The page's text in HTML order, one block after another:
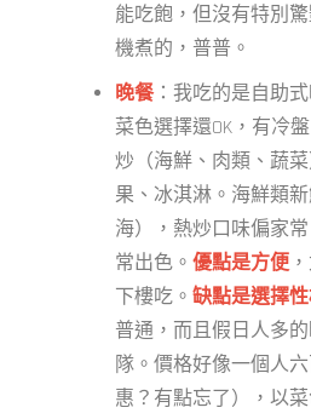
能吃飽，但沒有特別
機煮的，普普。
晚餐：我吃的是自助
菜色選擇還OK，有冷
炒（海鮮、肉類、蔬
果、冰淇淋。海鮮類
海），熱炒口味偏家
常出色。 優點是方便
下樓吃。 缺點是選擇
普通，而且假日人多
隊。價格好像一個人
惠？有點忘了），以